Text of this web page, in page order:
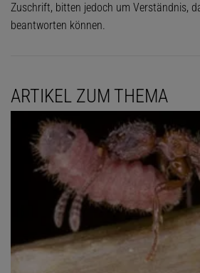
Zuschrift, bitten jedoch um Verständnis,
beantworten können.
ARTIKEL ZUM THEMA